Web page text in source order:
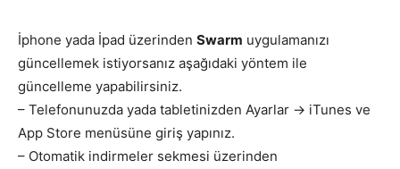
İphone yada İpad üzerinden Swarm uygulamanızı
güncellemek istiyorsanız aşağıdaki yöntem ile
güncelleme yapabilirsiniz.
– Telefonunuzda yada tabletinizden Ayarlar -> iTunes ve
App Store menüsüne giriş yapınız.
– Otomatik indirmeler sekmesi üzerinden